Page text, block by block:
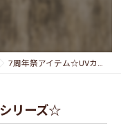
7周年祭アイテム☆UVカットシリーズ☆
リーズ☆